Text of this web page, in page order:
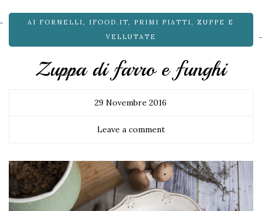
AI FORNELLI , IFOOD.IT, PRIMI PIATTI ,ZUPPE E
VELLUTATE
Zuppa di farro e funghi
29 Novembre 2016
Leave a comment